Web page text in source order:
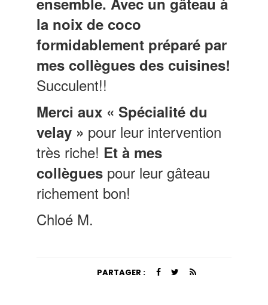
la noix de coco
formidablement préparé par
mes collègues des cuisines!
Succulent!!
Merci aux « Spécialité du
velay » pour leur intervention
très riche! Et à mes
collègues pour leur gâteau
richement bon!
Chloé M.
PARTAGER :